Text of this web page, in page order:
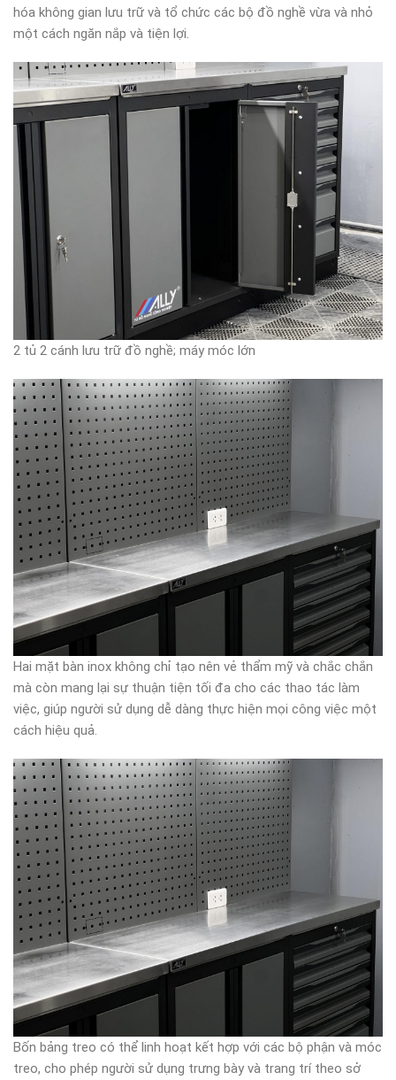
hóa không gian lưu trữ và tổ chức các bộ đồ nghề vừa và nhỏ
một cách ngăn nắp và tiện lợi.
2 tủ 2 cánh lưu trữ đồ nghề; máy móc lớn
Hai mặt bàn inox không chỉ tạo nên vẻ thẩm mỹ và chắc chắn
mà còn mang lại sự thuận tiện tối đa cho các thao tác làm
việc, giúp người sử dụng dễ dàng thực hiện mọi công việc một
cách hiệu quả.
Bốn bảng treo có thể linh hoạt kết hợp với các bộ phận và móc
treo, cho phép người sử dụng trưng bày và trang trí theo sở